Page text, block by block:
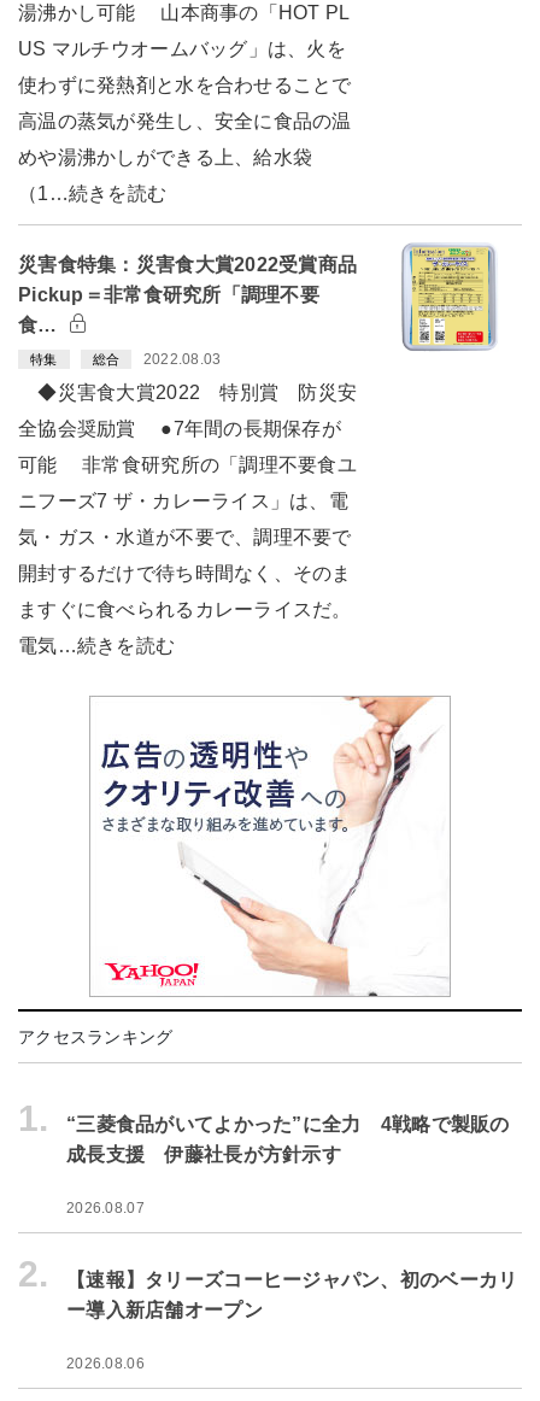
湯沸かし可能 山本商事の「HOT PL
US マルチウオームバッグ」は、火を
使わずに発熱剤と水を合わせることで
高温の蒸気が発生し、安全に食品の温
めや湯沸かしができる上、給水袋
（1…続きを読む
災害食特集：災害食大賞2022受賞商品
Pickup＝非常食研究所「調理不要
食…
特集 総合 2022.08.03
◆災害食大賞2022 特別賞 防災安
全協会奨励賞 ●7年間の長期保存が
可能 非常食研究所の「調理不要食ユ
ニフーズ7 ザ・カレーライス」は、電
気・ガス・水道が不要で、調理不要で
開封するだけで待ち時間なく、そのま
ますぐに食べられるカレーライスだ。
電気…続きを読む
アクセスランキング
1.
“三菱食品がいてよかった”に全力 4戦略で製販の
成長支援 伊藤社長が方針示す
2026.08.07
2.
【速報】タリーズコーヒージャパン、初のベーカリ
ー導入新店舗オープン
2026.08.06